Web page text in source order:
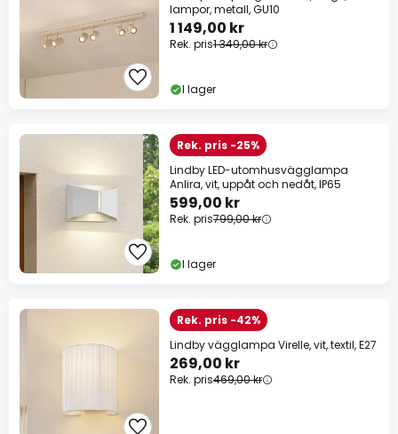
lampor, metall, GU10
1 149,00 kr
Rek. pris1 349,00 kr
I lager
Rek. pris -25%
Lindby LED-utomhusvägglampa
Anlira, vit, uppåt och nedåt, IP65
599,00 kr
Rek. pris799,00 kr
I lager
Rek. pris -42%
Lindby vägglampa Virelle, vit, textil, E27
269,00 kr
Rek. pris469,00 kr